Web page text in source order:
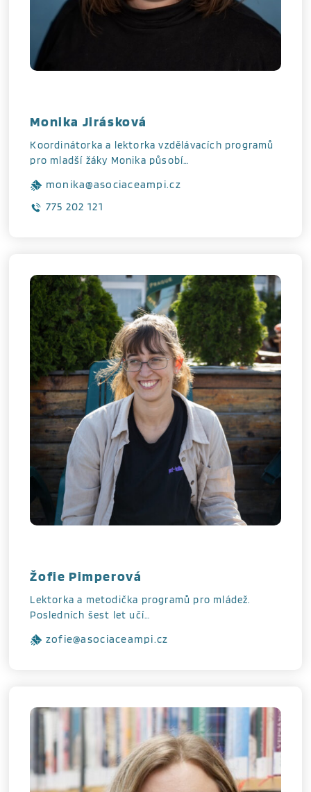
Monika Jirásková
Koordinátorka a lektorka vzdělávacích programů
pro mladší žáky Monika působí…
monika@asociaceampi.cz
775 202 121
Žofie Pimperová
Lektorka a metodička programů pro mládež.
Posledních šest let učí…
zofie@asociaceampi.cz